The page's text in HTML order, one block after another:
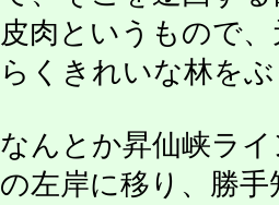
皮肉というもので
らくきれいな林を
なんとか昇仙峡ラ
の左岸に移り、勝